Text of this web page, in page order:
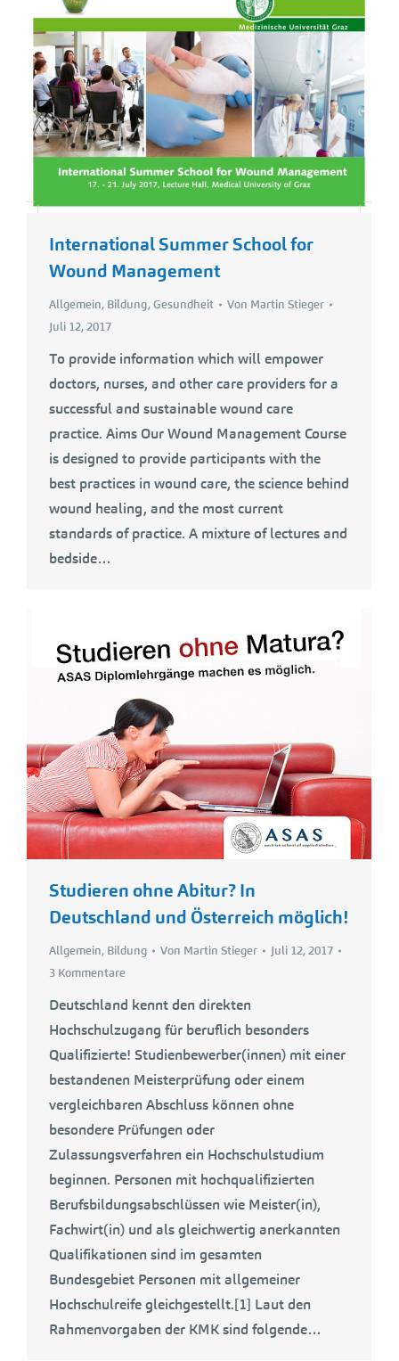
International Summer School for
Wound Management
Allgemein, Bildung,Gesundheit Von Martin Stieger
Juli 12, 2017
To provide information which will empower
doctors, nurses, and other care providers for a
successful and sustainable wound care
practice. Aims Our Wound Management Course
is designed to provide participants with the
best practices in wound care, the science behind
wound healing, and the most current
standards of practice. A mixture of lectures and
bedside…
Studieren ohne Abitur? In
Deutschland und Österreich möglich!
Allgemein, Bildung Von Martin Stieger
Juli 12, 2017
3 Kommentare
Deutschland kennt den direkten
Hochschulzugang für beruflich besonders
Qualifizierte! Studienbewerber(innen) mit einer
bestandenen Meisterprüfung oder einem
vergleichbaren Abschluss können ohne
besondere Prüfungen oder
Zulassungsverfahren ein Hochschulstudium
beginnen. Personen mit hochqualifizierten
Berufsbildungsabschlüssen wie Meister(in),
Fachwirt(in) und als gleichwertig anerkannten
Qualifikationen sind im gesamten
Bundesgebiet Personen mit allgemeiner
Hochschulreife gleichgestellt.[1] Laut den
Rahmenvorgaben der KMK sind folgende…